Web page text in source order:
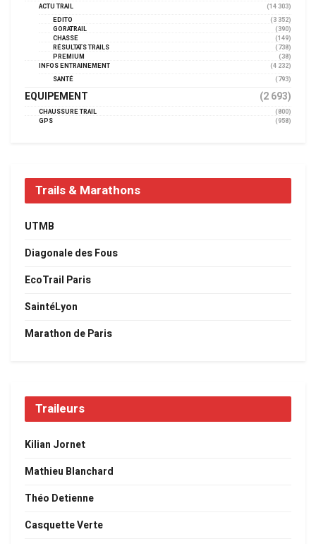
ACTU TRAIL
(14 303)
EDITO
(3 352)
GORATRAIL
(390)
CHASSE
(149)
RÉSULTATS TRAILS
(738)
PREMIUM
(38)
INFOS ENTRAINEMENT
(4 232)
SANTÉ
(793)
EQUIPEMENT (2 693)
CHAUSSURE TRAIL
(800)
GPS
(958)
Trails & Marathons
UTMB
Diagonale des Fous
EcoTrail Paris
SaintéLyon
Marathon de Paris
Traileurs
Kilian Jornet
Mathieu Blanchard
Théo Detienne
Casquette Verte